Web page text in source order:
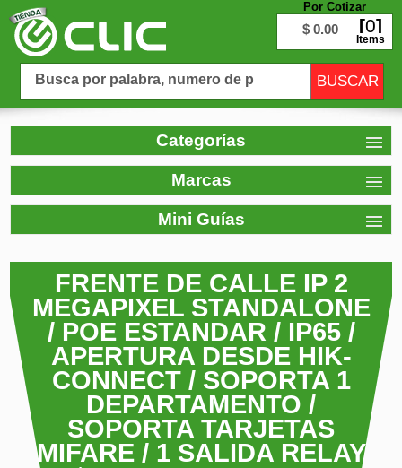
Por Cotizar
$ 0.00 0
Items
Categorías
Marcas
Mini Guías
FRENTE DE CALLE IP 2
MEGAPIXEL STANDALONE
/ POE ESTANDAR / IP65 /
APERTURA DESDE HIK-
CONNECT / SOPORTA 1
DEPARTAMENTO /
SOPORTA TARJETAS
MIFARE / 1 SALIDA RELAY